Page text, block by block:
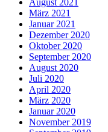
März 2021
Januar 2021
Dezember 2020
Oktober 2020
September 2020
August 2020
Juli 2020
April 2020
März 2020
Januar 2020
November 2019